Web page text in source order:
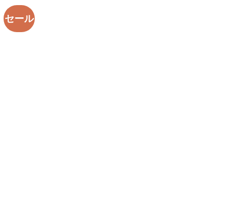
セール